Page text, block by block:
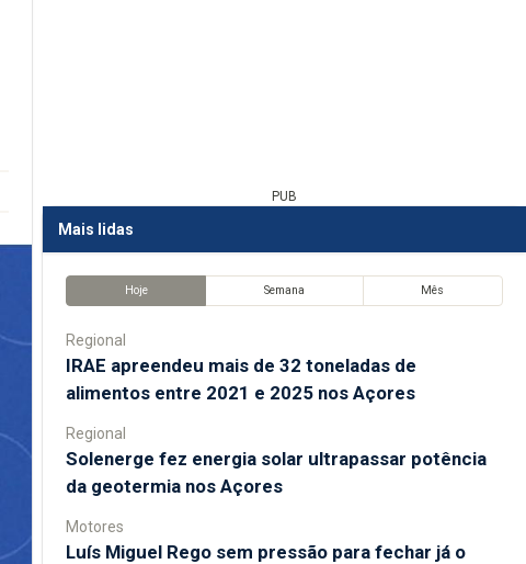
PUB
Mais lidas
Hoje Semana Mês
Regional
IRAE apreendeu mais de 32 toneladas de
alimentos entre 2021 e 2025 nos Açores
Regional
Solenerge fez energia solar ultrapassar potência
da geotermia nos Açores
Motores
Luís Miguel Rego sem pressão para fechar já o